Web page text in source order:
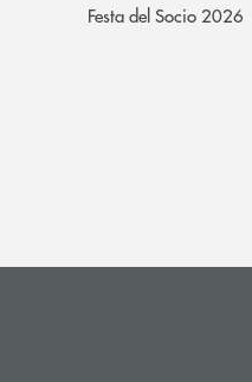
Festa del Socio 2026